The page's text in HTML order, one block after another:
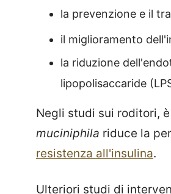
la prevenzione e il
il miglioramento
la riduzione
lipopolisaccaride
Negli studi sui roditori,
muciniphila riduce la
resistenza all'insulina.
Ulteriori studi di